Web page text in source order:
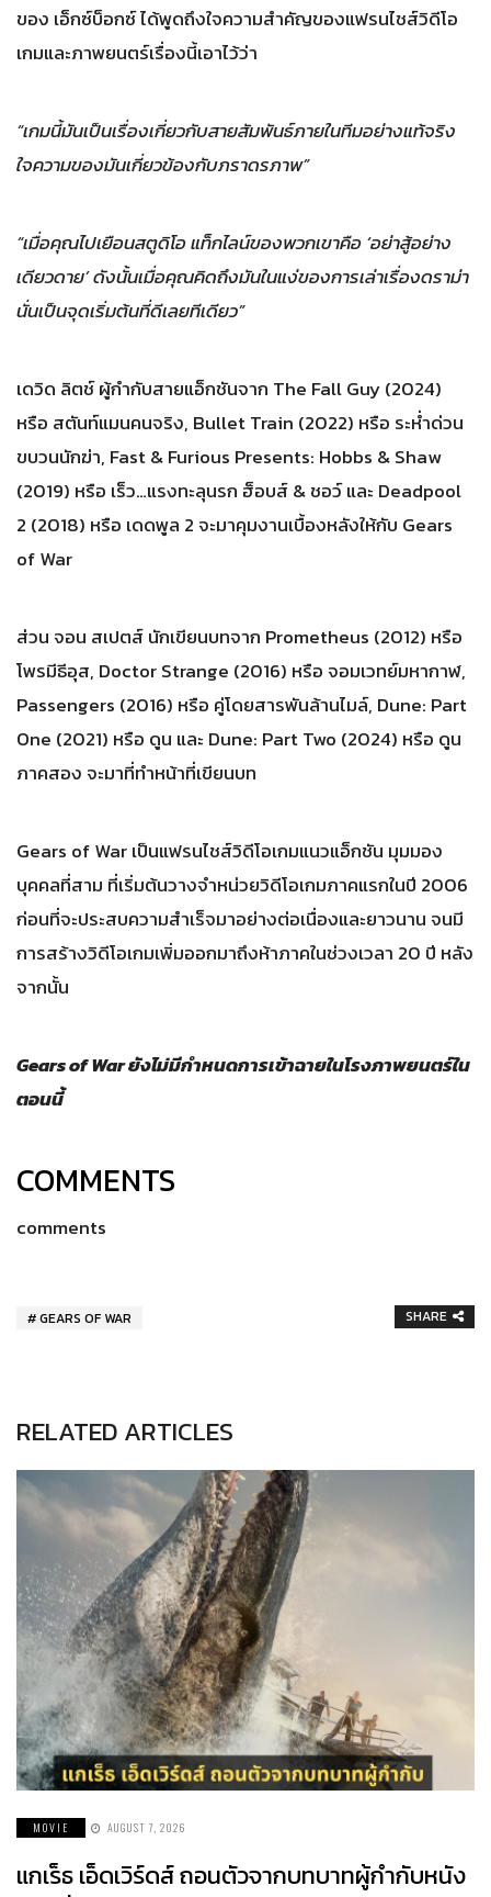
ของ เอ็กซ์บ็อกซ์ ได้พูดถึงใจความสำคัญของแฟรนไชส์วิดีโอ
เกมและภาพยนตร์เรื่องนี้เอาไว้ว่า
“เกมนี้มันเป็นเรื่องเกี่ยวกับสายสัมพันธ์ภายในทีมอย่างแท้จริง
ใจความของมันเกี่ยวข้องกับภราดรภาพ”
“เมื่อคุณไปเยือนสตูดิโอ แท็กไลน์ของพวกเขาคือ ‘อย่าสู้อย่าง
เดียวดาย’ ดังนั้นเมื่อคุณคิดถึงมันในแง่ของการเล่าเรื่องดราม่า
นั่นเป็นจุดเริ่มต้นที่ดีเลยทีเดียว”
เดวิด ลิตช์ ผู้กำกับสายแอ็กชันจาก The Fall Guy (2024)
หรือ สตันท์แมนคนจริง, Bullet Train (2022) หรือ ระห่ำด่วน
ขบวนนักฆ่า, Fast & Furious Presents: Hobbs & Shaw
(2019) หรือ เร็ว…แรงทะลุนรก ฮ็อบส์ & ชอว์ และ Deadpool
2 (2018) หรือ เดดพูล 2 จะมาคุมงานเบื้องหลังให้กับ Gears
of War
ส่วน จอน สเปตส์ นักเขียนบทจาก Prometheus (2012) หรือ
โพรมีธีอุส, Doctor Strange (2016) หรือ จอมเวทย์มหากาฬ,
Passengers (2016) หรือ คู่โดยสารพันล้านไมล์, Dune: Part
One (2021) หรือ ดูน และ Dune: Part Two (2024) หรือ ดูน
ภาคสอง จะมาที่ทำหน้าที่เขียนบท
Gears of War เป็นแฟรนไชส์วิดีโอเกมแนวแอ็กชัน มุมมอง
บุคคลที่สาม ที่เริ่มต้นวางจำหน่วยวิดีโอเกมภาคแรกในปี 2006
ก่อนที่จะประสบความสำเร็จมาอย่างต่อเนื่องและยาวนาน จนมี
การสร้างวิดีโอเกมเพิ่มออกมาถึงห้าภาคในช่วงเวลา 20 ปี หลัง
จากนั้น
Gears of War ยังไม่มีกำหนดการเข้าฉายในโรงภาพยนตร์ใน
ตอนนี้
COMMENTS
comments
GEARS OF WAR SHARE
RELATED ARTICLES
MOVIE AUGUST 7, 2026
แกเร็ธ เอ็ดเวิร์ดส์ ถอนตัวจากบทบาทผู้กำกับหนัง